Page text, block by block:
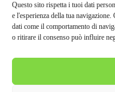
Questo sito rispetta i tuoi dati
e l'esperienza della tua
dati come il comportamento di
o ritirare il consenso può influire
LUMINEERS™
Blog